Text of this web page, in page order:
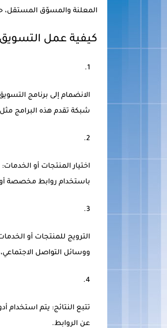
المعلنة والمسوّق المستقل،
كيفية عمل التسويق
الانضمام إلى برنامج
شبكة تقدم هذه البرامج مثل Amazon Associates، و Commission Junction، و ShareASale.
اختيار المنتجات أو الخدمات:
باستخدام روابط مخصصة أو
الترويج للمنتجات أو
ووسائل التواصل الاجتماعي،
تتبع النتائج: يتم استخدام
عن الروابط.